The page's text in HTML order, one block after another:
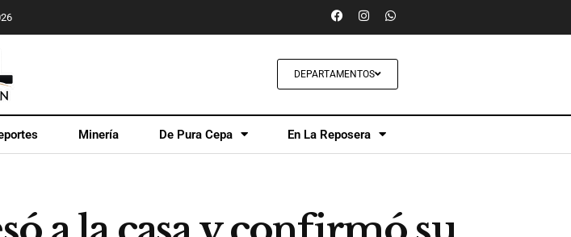
DEPARTAMENTOS
Minería De Pura Cepa En La Reposera